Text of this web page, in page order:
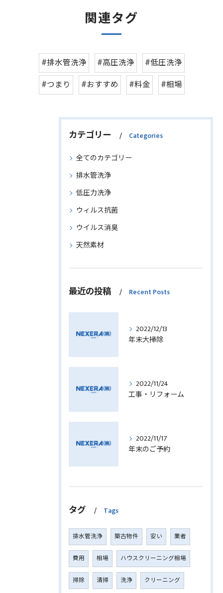
関連タグ
#排水管洗浄 #高圧洗浄
#低圧洗浄
#つまり
#おすすめ #料金 #相場
カテゴリー Categories
全てのカテゴリー
排水管洗浄
低圧力洗浄
ウィルス抗菌
ウイルス消臭
天然素材
最近の投稿 Recent Posts
2022/12/13
年末大掃除
2022/11/24
工事・リフォーム
2022/11/17
年末のご予約
タグ Tags
排水管洗浄 築古物件 安い 業者
費用 相場 ハウスクリーニング相場
掃除 清掃 洗浄 クリーニング